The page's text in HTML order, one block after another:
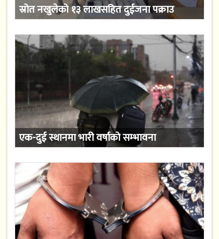
स्रोत नखुलेको १३ लाखसहित दुईजना पक्राउ
एक-दुई स्थानमा भारी वर्षाको सम्भावना